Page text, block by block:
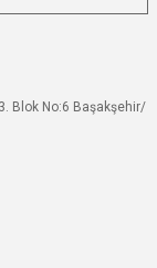
Blok No:6 Başakşehir/